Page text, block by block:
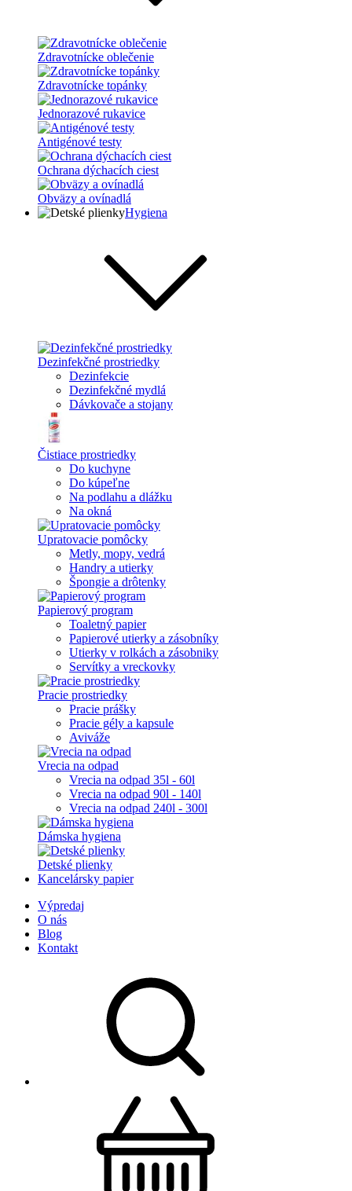
Zdravotnícke oblečenie
Zdravotnícke topánky
Jednorazové rukavice
Antigénové testy
Ochrana dýchacích ciest
Obväzy a ovínadlá
Hygiena
Dezinfekčné prostriedky
Dezinfekcie
Dezinfekčné mydlá
Dávkovače a stojany
Čistiace prostriedky
Do kuchyne
Do kúpeľne
Na podlahu a dlážku
Na okná
Upratovacie pomôcky
Metly, mopy, vedrá
Handry a utierky
Špongie a drôtenky
Papierový program
Toaletný papier
Papierové utierky a zásobníky
Utierky v rolkách a zásobniky
Servítky a vreckovky
Pracie prostriedky
Pracie prášky
Pracie gély a kapsule
Aviváže
Vrecia na odpad
Vrecia na odpad 35l - 60l
Vrecia na odpad 90l - 140l
Vrecia na odpad 240l - 300l
Dámska hygiena
Detské plienky
Kancelársky papier
Výpredaj
O nás
Blog
Kontakt